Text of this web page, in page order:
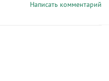
Написать комментарий